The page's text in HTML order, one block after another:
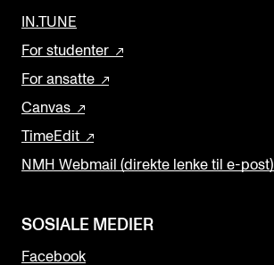
IN.TUNE
For studenter
For ansatte
Canvas
TimeEdit
NMH Webmail (direkte lenke til e-post)
SOSIALE MEDIER
Facebook